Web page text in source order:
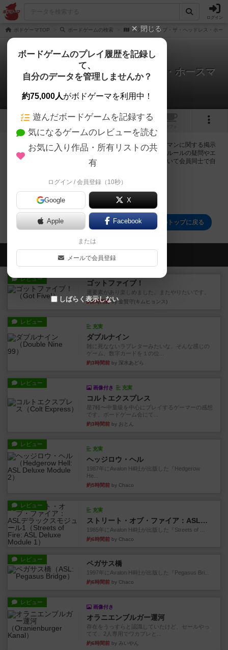
ログイン
ボドゲーマTOP ボードゲームの検索 リターン・オブ・ザ・ヘッドレス・ホー
リターン・オブ・ザ・ヘッドレス・ホースマ
ン
0件の掲示板
1
ログインするとリターン・オブ・ザ・ヘッドレス・ホースマンに関する掲示
板の作成やコメントの書き込みが出来るようになります。ルールの疑問やエ
ラッタ情報、マニュアルでは判断し辛い曖昧な表記等について会員同士で自
ログイン/無料会員登録
リターン・オブ・ザ・ヘッドレス・ホースマンのトップに戻る
会員の新しい投稿
レビュー ゴットファイブ！
運要素があり楽しめました。またやりたいです。
約2時間前by 金賢守(キムヒョンス)
レビュー
充実
ダブルナイン
雑に死なないラブレターみたいな、そんな感じの
ゲーム。数字カードを１の位...
約3時間前 by 深水あどら
レビュー
画像付き 充実
コルトエクスプレス
星7軽〜中量級を中心にプレイするゲーマーの感想
です。ボードゲーム会にて...
約3時間前 by おとん
レビュー
充実
ヘッジロウ・ヘル
1987年にAvalon Hill社が出版した『Hedgerow
He...
約5時間前 by Chaco
レビュー
充実
ストリート・オブ・ファイア：ASLデラックスモジュール1
1985年にAvalon Hill社が出版した『Streets of ...
約6時間前 by Chaco
レビュー ペガサス橋
1997年にAvalon Hill社が出版した『Pegasus Bri...
約6時間前 by Chaco
レビュー
画像付き
オラニエンブルガー運河
存在をうっすらと認識していたけど、セールやっ
てて、2人専用でワカプレと...
約6時間前 by みいやん
閉じる
ボードゲームのプレイ履歴を記録し
て、
自分のデータを管理しませんか？
約75,000人がボドゲーマを利用中！
遊んだボードゲームを記録する
気になるゲームのレビューを読む
お気に入り作品・所有リストの共
有
ログイン / 会員登録（10秒）
Google X
Apple Facebook
または
メールで会員登録
しばらく表示しない